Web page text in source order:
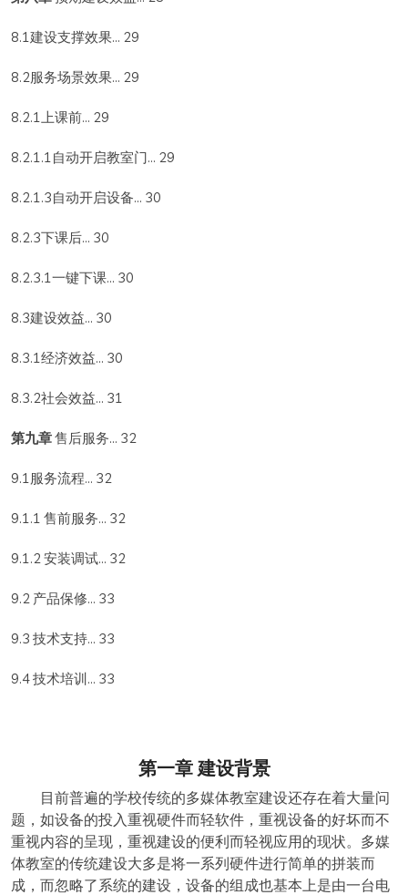
8.1建设支撑效果... 29
8.2服务场景效果... 29
8.2.1上课前... 29
8.2.1.1自动开启教室门... 29
8.2.1.3自动开启设备... 30
8.2.3下课后... 30
8.2.3.1一键下课... 30
8.3建设效益... 30
8.3.1经济效益... 30
8.3.2社会效益... 31
第九章售后服务... 32
9.1服务流程... 32
9.1.1 售前服务... 32
9.1.2 安装调试... 32
9.2 产品保修... 33
9.3 技术支持... 33
9.4 技术培训... 33
第一章 建设背景
目前普遍的学校传统的多媒体教室建设还存在着大量问
题，如设备的投入重视硬件而轻软件，重视设备的好坏而不
重视内容的呈现，重视建设的便利而轻视应用的现状。多媒
体教室的传统建设大多是将一系列硬件进行简单的拼装而
成，而忽略了系统的建设，设备的组成也基本上是由一台电